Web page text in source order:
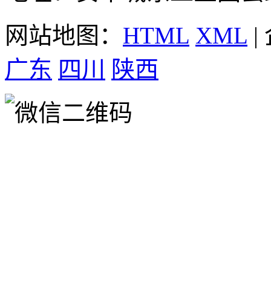
网站地图： HTML XML |
广东 四川 陕西